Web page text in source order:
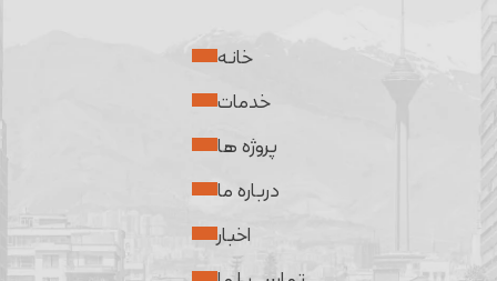
خانه
خدمات
پروژه ها
درباره ما
اخبار